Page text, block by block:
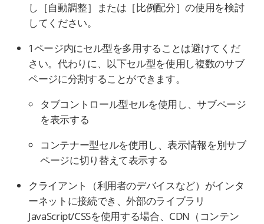
し［自動調整］または［比例配分］の使用を検討
してください。
1ページ内にセル型を多用することは避けてくだ
さい。代わりに、以下セル型を使用し複数のサブ
ページに分割することができます。
タブコントロール型セルを使用し、サブページ
を表示する
コンテナー型セルを使用し、表示情報を別サブ
ページに切り替えて表示する
クライアント（利用者のデバイスなど）がインタ
ーネットに接続でき、外部のライブラリ
JavaScript/CSSを使用する場合、CDN（コンテン